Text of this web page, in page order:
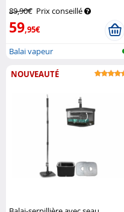
89,90€ Prix conseillé
59,95€
Balai vapeur
NOUVEAUTÉ